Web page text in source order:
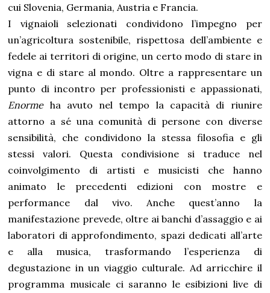
cui Slovenia, Germania, Austria e Francia.
I vignaioli selezionati condividono l’impegno per
un’agricoltura sostenibile, rispettosa dell’ambiente e
fedele ai territori di origine, un certo modo di stare in
vigna e di stare al mondo. Oltre a rappresentare un
punto di incontro per professionisti e appassionati,
Enormeha avuto nel tempo la capacità di riunire
attorno a sé una comunità di persone con diverse
sensibilità, che condividono la stessa filosofia e gli
stessi valori. Questa condivisione si traduce nel
coinvolgimento di artisti e musicisti che hanno
animato le precedenti edizioni con mostre e
performance dal vivo. Anche quest’anno la
manifestazione prevede, oltre ai banchi d’assaggio e ai
laboratori di approfondimento, spazi dedicati all’arte
e alla musica, trasformando l’esperienza di
degustazione in un viaggio culturale. Ad arricchire il
programma musicale ci saranno le esibizioni live di